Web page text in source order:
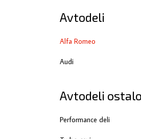
Avtodeli
Alfa Romeo
Audi
Avtodeli ostalo
Performance deli